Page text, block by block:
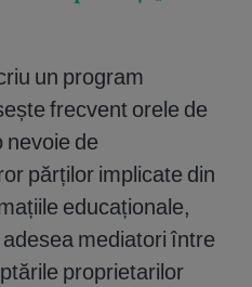
un program
frecvent orele de
nevoie de
părților implicate din
educaționale,
mediatori între
proprietarilor